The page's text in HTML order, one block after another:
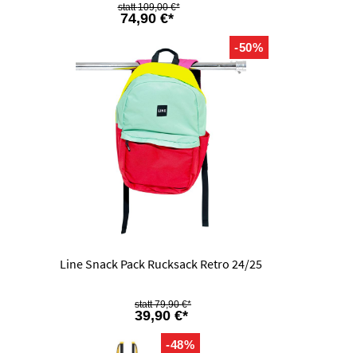
74,90 €*
109,00 €*
-50%
Line Snack Pack Rucksack Retro 24/25
39,90 €*
79,90 €*
-48%